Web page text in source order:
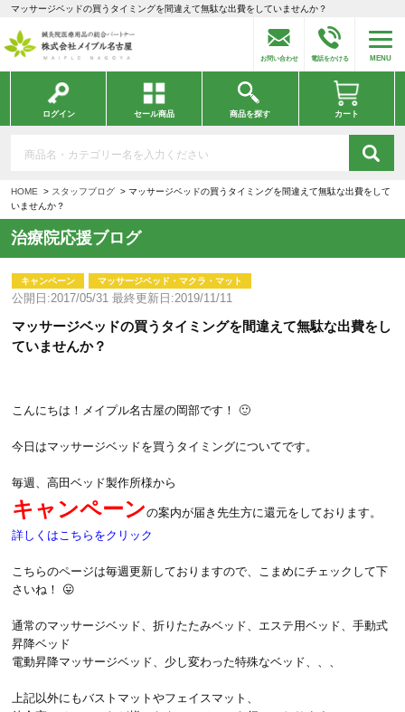
マッサージベッドの買うタイミングを間違えて無駄な出費をしていませんか？
お問い合わせ 電話をかける MENU
ログイン セール商品 商品を探す カート
HOME スタッフブログ
マッサージベッドの買うタイミングを間違えて無駄な出費をして
いませんか？
治療院応援ブログ
キャンペーン マッサージベッド・マクラ・マット
公開日:2017/05/31 最終更新日:2019/11/11
マッサージベッドの買うタイミングを間違えて無駄な出費をし
ていませんか？
こんにちは！メイプル名古屋の岡部です！ 🙂
今日はマッサージベッドを買うタイミングについてです。
毎週、高田ベッド製作所様から
キャンペーンの案内が届き先生方に還元をしております。
詳しくはこちらをクリック
こちらのページは毎週更新しておりますので、こまめにチェックして下
さいね！ 😛
通常のマッサージベッド、折りたたみベッド、エステ用ベッド、手動式
昇降ベッド
電動昇降マッサージベッド、少し変わった特殊なベッド、、、
上記以外にもバストマットやフェイスマット、